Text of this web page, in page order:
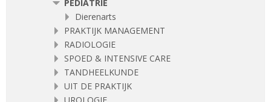
PEDIATRIE
Dierenarts
PRAKTIJK MANAGEMENT
RADIOLOGIE
SPOED & INTENSIVE CARE
TANDHEELKUNDE
UIT DE PRAKTIJK